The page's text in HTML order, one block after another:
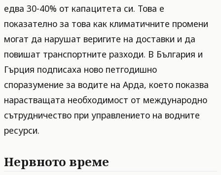
едва 30-40% от капацитета си. Това е
показателно за това как климатичните промени
могат да нарушат веригите на доставки и да
повишат транспортните разходи. В България и
Гърция подписаха ново петгодишно
споразумение за водите на Арда, което показва
нарастващата необходимост от международно
сътрудничество при управлението на водните
ресурси.
Нервното време